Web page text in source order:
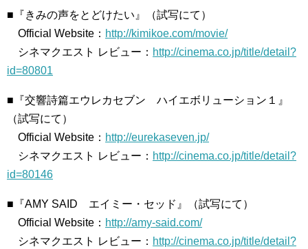
■『きみの声をとどけたい』（試写にて）
Official Website： http://kimikoe.com/movie/
シネマクエスト レビュー： http://cinema.co.jp/title/detail?
id=80801
■『交響詩篇エウレカセブン ハイエボリューション１』
（試写にて）
Official Website： http://eurekaseven.jp/
シネマクエスト レビュー： http://cinema.co.jp/title/detail?
id=80146
■『AMY SAID エイミー・セッド』（試写にて）
Official Website： http://amy-said.com/
シネマクエスト レビュー： http://cinema.co.jp/title/detail?